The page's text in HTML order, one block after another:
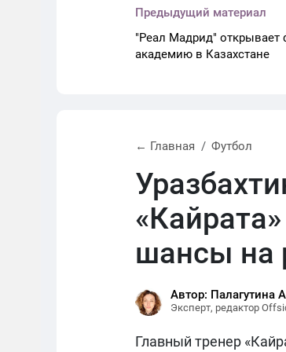
Предыдущий материал
"Реал Мадрид" открывает
академию в Казахстане
← Главная Футбол
шансы на
Автор: Палагутина
Эксперт, редактор
Главный тренер